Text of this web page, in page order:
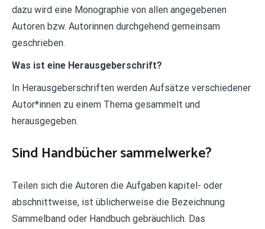
dazu wird eine Monographie von allen angegebenen
Autoren bzw. Autorinnen durchgehend gemeinsam
geschrieben.
Was ist eine Herausgeberschrift?
In Herausgeberschriften werden Aufsätze verschiedener
Autor*innen zu einem Thema gesammelt und
herausgegeben.
Sind Handbücher sammelwerke?
Teilen sich die Autoren die Aufgaben kapitel- oder
abschnittweise, ist üblicherweise die Bezeichnung
Sammelband oder Handbuch gebräuchlich. Das